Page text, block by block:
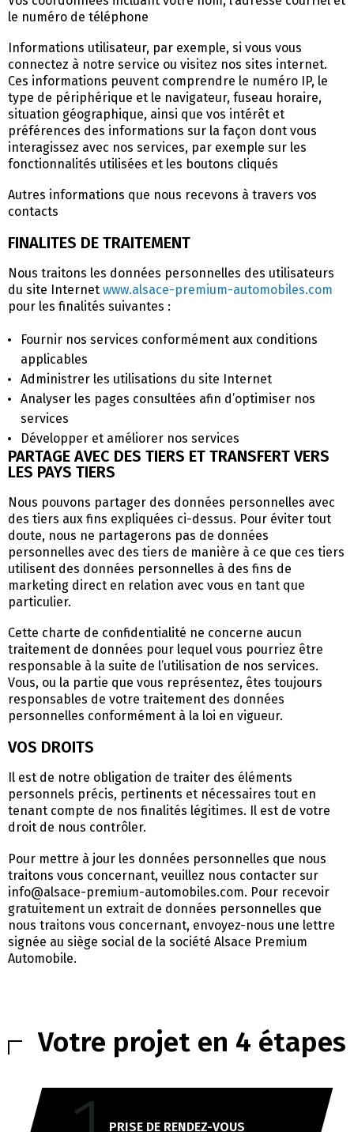
le numéro de téléphone
Informations utilisateur, par exemple, si vous vous
connectez à notre service ou visitez nos sites internet.
Ces informations peuvent comprendre le numéro IP, le
type de périphérique et le navigateur, fuseau horaire,
situation géographique, ainsi que vos intérêt et
préférences des informations sur la façon dont vous
interagissez avec nos services, par exemple sur les
fonctionnalités utilisées et les boutons cliqués
Autres informations que nous recevons à travers vos
contacts
FINALITES DE TRAITEMENT
Nous traitons les données personnelles des utilisateurs
du site Internet www.alsace-premium-automobiles.com
pour les finalités suivantes :
Fournir nos services conformément aux conditions
applicables
Administrer les utilisations du site Internet
Analyser les pages consultées afin d’optimiser nos
services
Développer et améliorer nos services
PARTAGE AVEC DES TIERS ET TRANSFERT VERS
LES PAYS TIERS
Nous pouvons partager des données personnelles avec
des tiers aux fins expliquées ci-dessus. Pour éviter tout
doute, nous ne partagerons pas de données
personnelles avec des tiers de manière à ce que ces tiers
utilisent des données personnelles à des fins de
marketing direct en relation avec vous en tant que
particulier.
Cette charte de confidentialité ne concerne aucun
traitement de données pour lequel vous pourriez être
responsable à la suite de l’utilisation de nos services.
Vous, ou la partie que vous représentez, êtes toujours
responsables de votre traitement des données
personnelles conformément à la loi en vigueur.
VOS DROITS
Il est de notre obligation de traiter des éléments
personnels précis, pertinents et nécessaires tout en
tenant compte de nos finalités légitimes. Il est de votre
droit de nous contrôler.
Pour mettre à jour les données personnelles que nous
traitons vous concernant, veuillez nous contacter sur
info@alsace-premium-automobiles.com. Pour recevoir
gratuitement un extrait de données personnelles que
nous traitons vous concernant, envoyez-nous une lettre
signée au siège social de la société Alsace Premium
Automobile.
Votre projet en 4 étapes
PRISE DE RENDEZ-VOUS